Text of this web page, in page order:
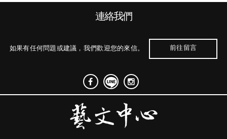
連絡我們
如果有任何問題或建議，我們歡迎您的來信。 前往留言